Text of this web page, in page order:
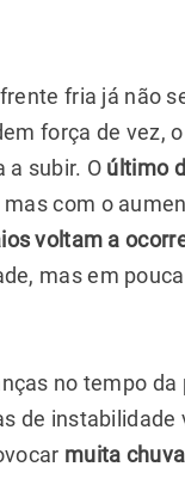
fria já não
força de vez,
subir. O último
mas com o
voltam a
mas em
no tempo
de
muita